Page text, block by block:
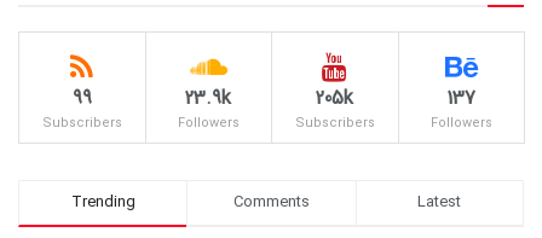
137
Followers
205k
Subscribers
23.9k
Followers
99
Subscribers
Trending Comments Latest